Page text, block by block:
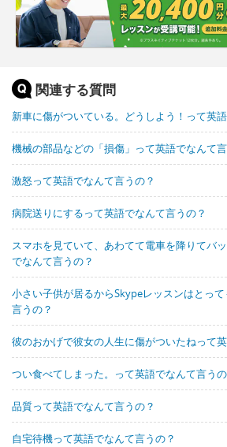
関連する質問
新車に傷がついている。どうしよう！って英
機械の部品などの「損傷」って英語でなんて
激怒って英語でなんて言うの？
病院送りにするって英語でなんて言うの？
スマホを見ていて、あわてて電車を降りてバ
でなんて言うの？
小さい子供が居るからSkypeレッスンはとっ
言うの？
彼のおかげで彼女の人生に傷がついたねって
つい食べてしまった。って英語でなんて言う
品質って英語でなんて言うの？
自宅待機って英語でなんて言うの？